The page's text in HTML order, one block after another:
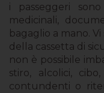
i passeggeri
medicinali,
bagaglio a mano.
della cassetta di
non è possibile
stiro, alcolici,
contundenti o